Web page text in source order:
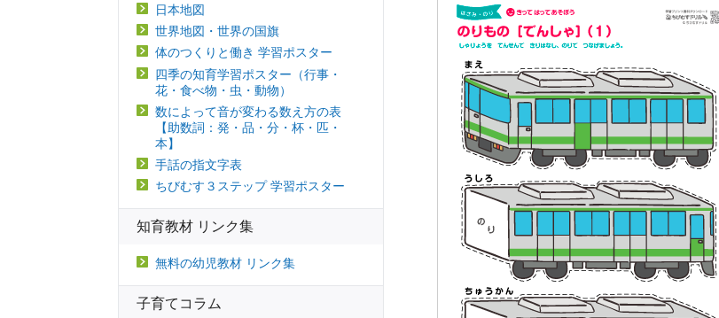
日本地図
世界地図・世界の国旗
体のつくりと働き 学習ポスター
四季の知育学習ポスター（行事・
花・食べ物・虫・動物）
数によって音が変わる数え方の表
【助数詞：発・品・分・杯・匹・
本】
手話の指文字表
ちびむす３ステップ 学習ポスター
知育教材 リンク集
無料の幼児教材 リンク集
子育てコラム